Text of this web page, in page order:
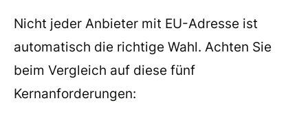
Nicht jeder Anbieter mit EU-Adresse ist
automatisch die richtige Wahl. Achten Sie
beim Vergleich auf diese fünf
Kernanforderungen: